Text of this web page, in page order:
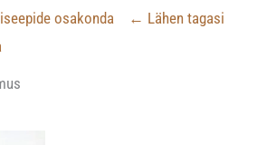
osakonda
← Lähen tagasi